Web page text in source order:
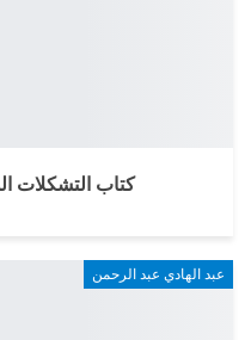
كتاب التشكلات
عبد الهادي عبد الرحمن